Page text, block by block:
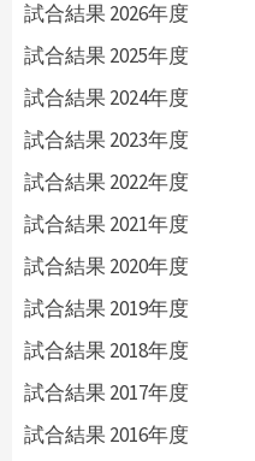
試合結果 2026年度
試合結果 2025年度
試合結果 2024年度
試合結果 2023年度
試合結果 2022年度
試合結果 2021年度
試合結果 2020年度
試合結果 2019年度
試合結果 2018年度
試合結果 2017年度
試合結果 2016年度